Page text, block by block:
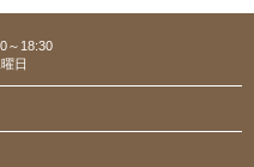
～18:30
日